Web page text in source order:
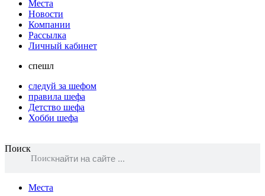
Места
Новости
Компании
Рассылка
Личный кабинет
спешл
следуй за шефом
правила шефа
Детство шефа
Хобби шефа
Поиск
Поиск
Места